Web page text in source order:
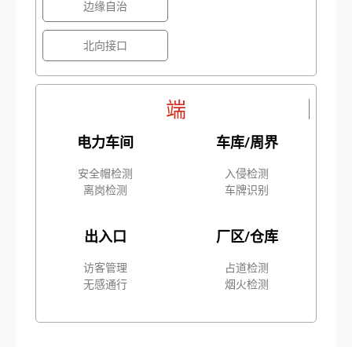
边缘自治
北向接口
端
电力车间
安全帽检测
离岗检测
车库/周界
入侵检测
车牌识别
出入口
访客管理
无感通行
厂区/仓库
占道检测
烟火检测